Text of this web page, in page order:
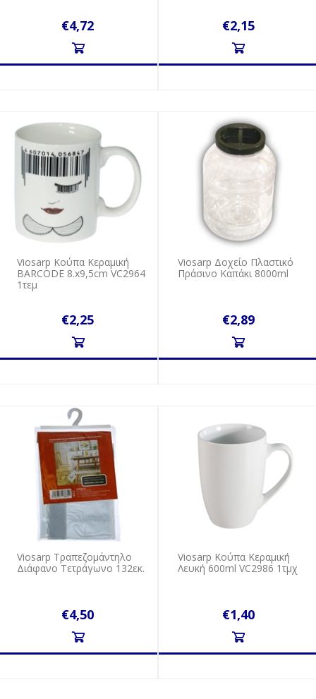
€4,72 €2,15
Viosarp Κούπα Κεραμική
BARCODE 8.x9,5cm VC2964
1τεμ
€2,25
Viosarp Δοχείο Πλαστικό
Πράσινο Καπάκι 8000ml
€2,89
Viosarp Τραπεζομάντηλο
Διάφανο Τετράγωνο 132εκ.
€4,50
Viosarp Κούπα Κεραμική
Λευκή 600ml VC2986 1τμχ
€1,40